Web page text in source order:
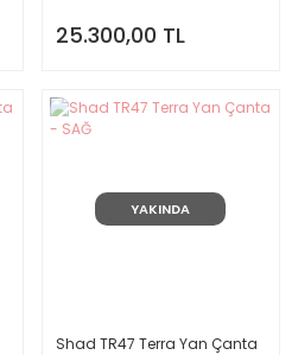
25.300,00 TL
YAKINDA
Shad TR47 Terra Yan Çanta